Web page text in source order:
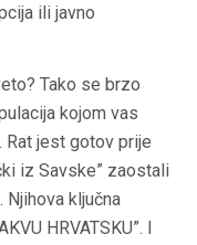
ili javno
Tako se brzo
kojom vas
jest gotov prije
iz Savske” zaostali
Njihova ključna
HRVATSKU”. I